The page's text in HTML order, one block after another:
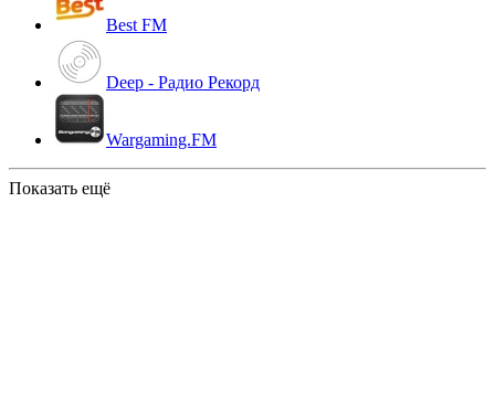
Best FM
Deep - Радио Рекорд
Wargaming.FM
Показать ещё